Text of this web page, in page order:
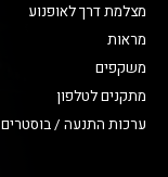
מצלמת דרך לאופנוע
מראות
משקפים
מתקנים לטלפון
ערכות התנעה / בוסטרים